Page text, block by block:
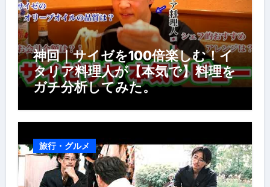
神回｜サイゼを100倍楽しむ！イ
タリア料理人が【本気で】料理を
ガチ分析してみた。
旅行・グルメ